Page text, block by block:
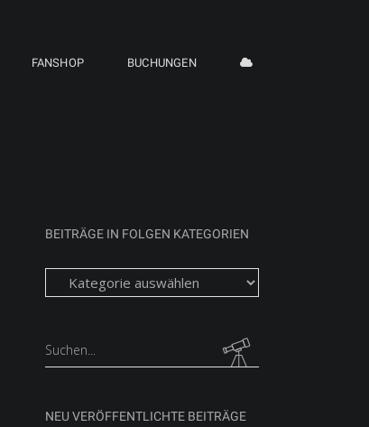
FANSHOP BUCHUNGEN
BEITRÄGE IN FOLGEN KATEGORIEN
Beiträge
in
Kategorien
Search
for:
NEU VERÖFFENTLICHTE BEITRÄGE